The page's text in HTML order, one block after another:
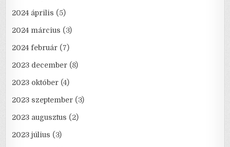
2024 április (5)
2024 március (3)
2024 február (7)
2023 december (8)
2023 október (4)
2023 szeptember (3)
2023 augusztus (2)
2023 július (3)